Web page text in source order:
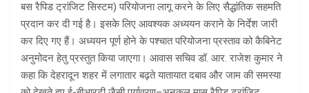
बस रैपिड ट्रांजिट सिस्टम) परियोजना लागू करने के लिए सैद्धांतिक सहमति
प्रदान कर दी गई है। इसके लिए आवश्यक अध्ययन कराने के निर्देश जारी
कर दिए गए हैं। अध्ययन पूर्ण होने के पश्चात परियोजना प्रस्ताव को कैबिनेट
अनुमोदन हेतु प्रस्तुत किया जाएगा। आवास सचिव डॉ. आर. राजेश कुमार ने
कहा कि देहरादून शहर में लगातार बढ़ते यातायात दबाव और जाम की समस्या